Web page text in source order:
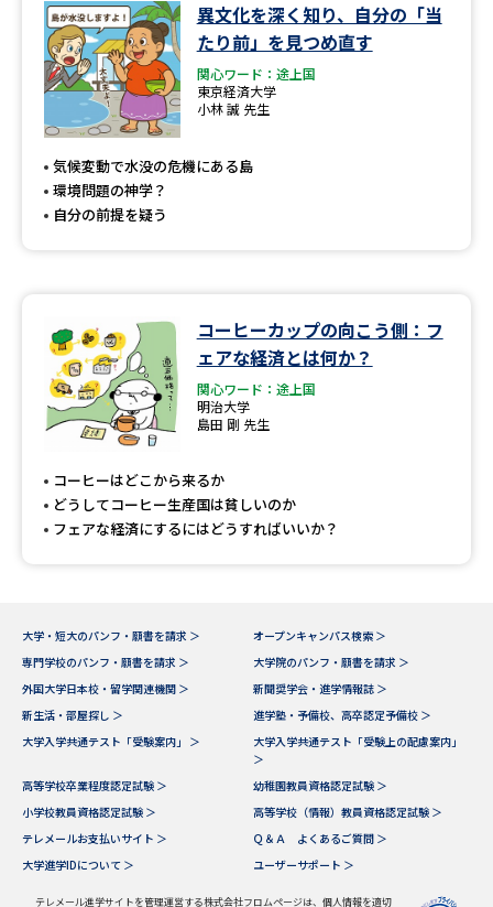
異文化を深く知り、自分の「当
たり前」を見つめ直す
関心ワード：途上国
東京経済大学
小林 誠 先生
気候変動で水没の危機にある島
環境問題の神学？
自分の前提を疑う
コーヒーカップの向こう側：フ
ェアな経済とは何か？
関心ワード：途上国
明治大学
島田 剛 先生
コーヒーはどこから来るか
どうしてコーヒー生産国は貧しいのか
フェアな経済にするにはどうすればいいか？
大学・短大のパンフ・願書を請求 ＞
オープンキャンパス検索 ＞
専門学校のパンフ・願書を請求 ＞
大学院のパンフ・願書を請求 ＞
外国大学日本校・留学関連機関 ＞
新聞奨学会・進学情報誌 ＞
新生活・部屋探し ＞
進学塾・予備校、高卒認定予備校 ＞
大学入学共通テスト「受験案内」 ＞
大学入学共通テスト「受験上の配慮案内」
＞
高等学校卒業程度認定試験 ＞
幼稚園教員資格認定試験 ＞
小学校教員資格認定試験 ＞
高等学校（情報）教員資格認定試験 ＞
テレメールお支払いサイト ＞
Ｑ＆Ａ よくあるご質問 ＞
大学進学IDについて ＞
ユーザーサポート ＞
テレメール進学サイトを管理運営する株式会社フロムページは、個人情報を適切